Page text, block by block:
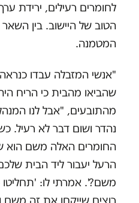
לחומרים רעילים, ירידת
הטוב של היישוב. בין
המטמנה.
"אנשי המזבלה עבדו
שהביאו מהבית כי הריח
מהתובעים, "אבל לנו
נהדר ושום דבר לא רעיל.
החומרים האלה משם הוא
הרעל יעבור ליד הבית
משם?'. אמרתי לו: 'תחליטו